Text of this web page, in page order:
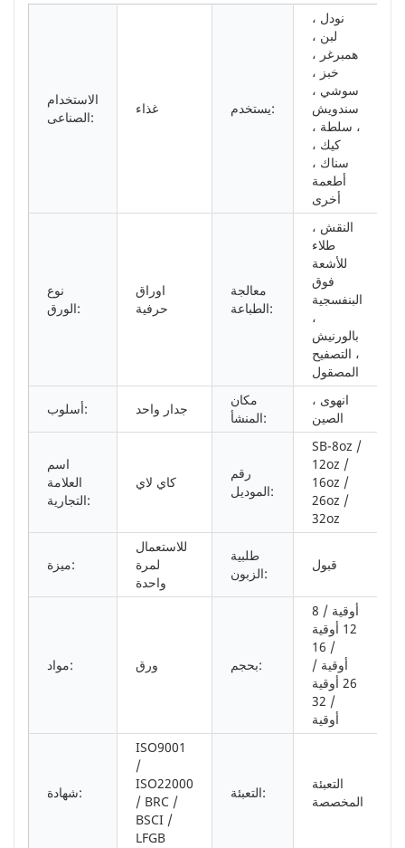
الاستخدام
الصناعى:
غذاء يستخدم:
نودل ،
لبن ،
همبرغر ،
خبز ،
سوشي ،
سندويش
، سلطة ،
كيك ،
سناك ،
أطعمة
أخرى
نوع
الورق:
اوراق
حرفية
معالجة
الطباعة:
النقش ،
طلاء
للأشعة
فوق
البنفسجية
،
بالورنيش
، التصفيح
المصقول
أسلوب: جدار واحد
مكان
المنشأ:
انهوى ،
الصين
اسم
العلامة
التجارية:
كاي لاي
رقم
الموديل:
SB-8oz /
12oz /
16oz /
26oz /
32oz
ميزة:
للاستعمال
لمرة
واحدة
طلبية
الزبون:
قبول
مواد: ورق بحجم:
8 أوقية /
12 أوقية
/ 16
أوقية /
26 أوقية
/ 32
أوقية
شهادة:
ISO9001
/
ISO22000
/ BRC /
BSCI /
LFGB
التعبئة:
التعبئة
المخصصة